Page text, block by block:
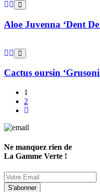
Aloe Juvenna ‘Dent
Cactus oursin
1
2
Ne manquez rien de
La Gamme Verte !
S'abonner